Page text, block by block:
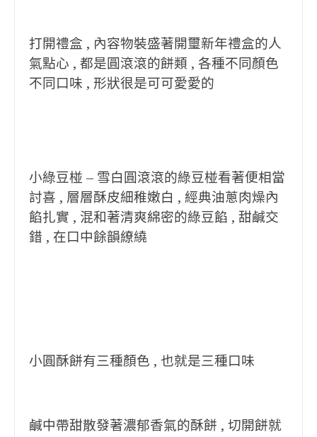
打開禮盒 , 內容物裝盛著開璽新年禮盒的人
氣點心 , 都是圓滾滾的餅類 , 各種不同顏色
不同口味 , 形狀很是可可愛愛的
小綠豆椪 – 雪白圓滾滾的綠豆椪看著便相當
討喜 , 層層酥皮細稚嫩白 , 經典油蔥肉燥內
餡扎實 , 混和著清爽綿密的綠豆餡 , 甜鹹交
錯 , 在口中餘韻繚繞
小圓酥餅有三種顏色 , 也就是三種口味
鹹中帶甜散發著濃郁香氣的酥餅 , 切開餅就